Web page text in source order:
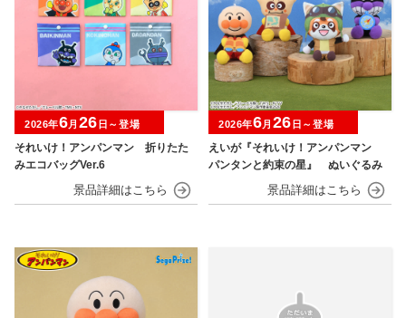
それいけ！アンパンマン 折りたた
みエコバッグVer.6
2026年6月 26 日～登場
えいが『それいけ！アンパンマン
パンタンと約束の星』 ぬいぐるみ
2026年6月 26 日～登場